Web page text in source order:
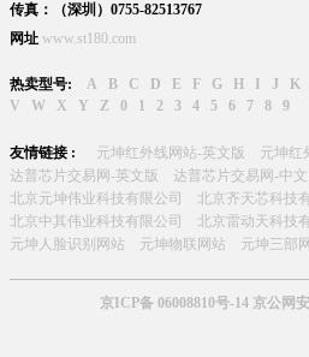
传真：（深圳）0755-82513767
网址 www.st180.com
热卖型号: A B C D E F G H J K
V
W X Y Z 0 1 2 3 4 5 6 7 8 9
友情链接 : 元坤红外线网站-英文版
元坤红
达普芯片交易网-英文版
达普芯片交易网-中文
北京元坤伟业科技有限公司
北京齐天芯科技
北京中其伟业科技有限公司
北京雷动天科技
元坤人脸识别网站
元坤物联网站 元坤三部
京ICP备 06008810号-14 京公网